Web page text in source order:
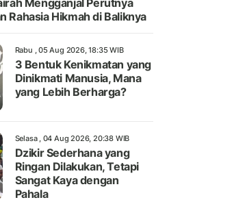
Mengganjal Perutnya
Rahasia Hikmah di Baliknya
Rabu , 05 Aug 2026, 18:35 WIB
3 Bentuk Kenikmatan yang
Dinikmati Manusia, Mana
yang Lebih Berharga?
Selasa , 04 Aug 2026, 20:38 WIB
Dzikir Sederhana yang
Ringan Dilakukan, Tetapi
Sangat Kaya dengan
Pahala